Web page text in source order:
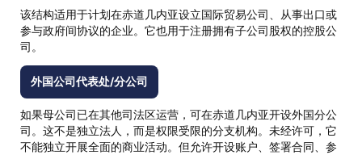
该结构适用于计划在赤道几内亚设立国际贸易公司、从事出口或
参与政府间协议的企业。它也用于注册拥有子公司股权的控股公
司。
外国公司代表处/分公司
如果母公司已在其他司法区运营，可在赤道几内亚开设外国分公
司。这不是独立法人，而是权限受限的分支机构。未经许可，它
不能独立开展全面的商业活动。但允许开设账户、签署合同、参